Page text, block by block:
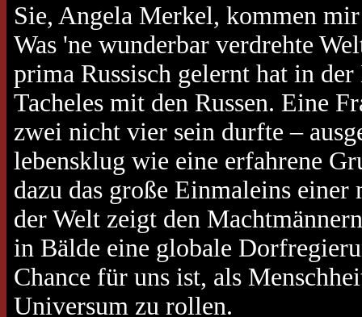
Sie, Angela Merkel, kommen
Was 'ne wunderbar verdrehte
prima Russisch gelernt hat in
Tacheles mit den Russen. Eine
zwei nicht vier sein durfte –
lebensklug wie eine erfahrene
dazu das große Einmaleins
der Welt zeigt den
in Bälde eine globale
Chance für uns ist, als
Universum zu rollen.